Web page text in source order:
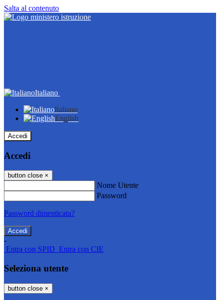
Salta al contenuto
Italiano
Italiano
English
Accedi
Accedi
button close ×
Nome Utente
Password
Password dimenticata?
-
Entra con SPID Entra con CIE
Seleziona utente
button close ×